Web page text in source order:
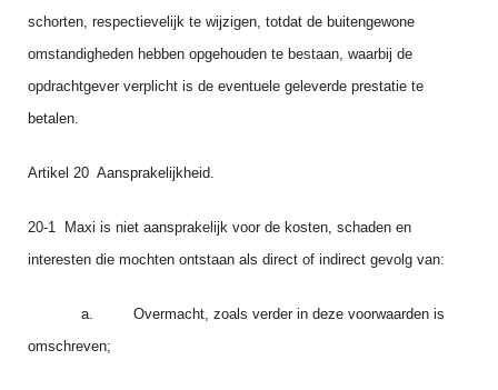
schorten, respectievelijk te wijzigen, totdat de buitengewone
omstandigheden hebben opgehouden te bestaan, waarbij de
opdrachtgever verplicht is de eventuele geleverde prestatie te
betalen.
Artikel 20 Aansprakelijkheid.
20‑1 Maxi is niet aansprakelijk voor de kosten, schaden en
interesten die mochten ontstaan als direct of indirect gevolg van:
a. Overmacht, zoals verder in deze voorwaarden is
omschreven;